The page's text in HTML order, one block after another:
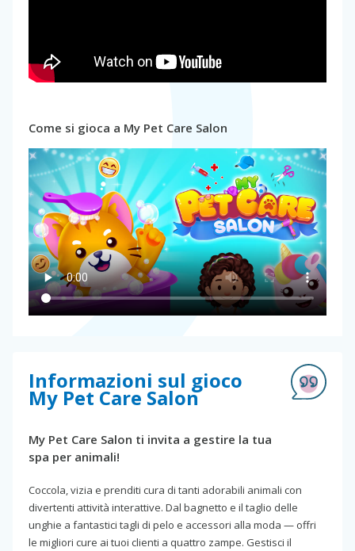
Come si gioca a My Pet Care Salon
Informazioni sul gioco
My Pet Care Salon
My Pet Care Salon ti invita a gestire la tua
spa per animali!
Coccola, vizia e prenditi cura di tanti adorabili animali con
divertenti attività interattive. Dal bagnetto e il taglio delle
unghie a fantastici tagli di pelo e accessori alla moda — offri
le migliori cure ai tuoi clienti a quattro zampe. Gestisci il